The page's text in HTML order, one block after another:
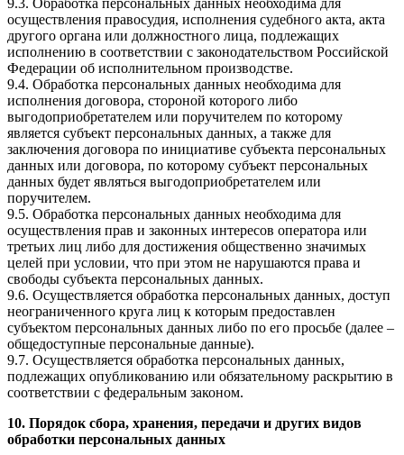
9.3. Обработка персональных данных необходима для
осуществления правосудия, исполнения судебного акта, акта
другого органа или должностного лица, подлежащих
исполнению в соответствии с законодательством Российской
Федерации об исполнительном производстве.
9.4. Обработка персональных данных необходима для
исполнения договора, стороной которого либо
выгодоприобретателем или поручителем по которому
является субъект персональных данных, а также для
заключения договора по инициативе субъекта персональных
данных или договора, по которому субъект персональных
данных будет являться выгодоприобретателем или
поручителем.
9.5. Обработка персональных данных необходима для
осуществления прав и законных интересов оператора или
третьих лиц либо для достижения общественно значимых
целей при условии, что при этом не нарушаются права и
свободы субъекта персональных данных.
9.6. Осуществляется обработка персональных данных, доступ
неограниченного круга лиц к которым предоставлен
субъектом персональных данных либо по его просьбе (далее –
общедоступные персональные данные).
9.7. Осуществляется обработка персональных данных,
подлежащих опубликованию или обязательному раскрытию в
соответствии с федеральным законом.
10. Порядок сбора, хранения, передачи и других видов
обработки персональных данных